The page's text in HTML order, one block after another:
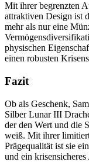
Mit ihrer begrenzten
attraktiven Design ist
mehr als nur eine
physischen
einen robusten
Fazit
Ob als Geschenk,
Silber Lunar III
der den Wert und die
weiß. Mit ihrer
Prägequalität ist sie
und ein